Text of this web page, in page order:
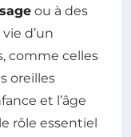
ou à des
d’un
comme celles
oreilles
et l’âge
rôle essentiel